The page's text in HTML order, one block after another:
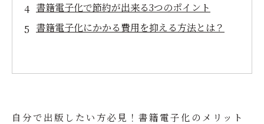
書籍電子化で節約が出来る3つのポイント
書籍電子化にかかる費用を抑える方法とは？
自分で出版したい方必見！書籍電子化のメリット